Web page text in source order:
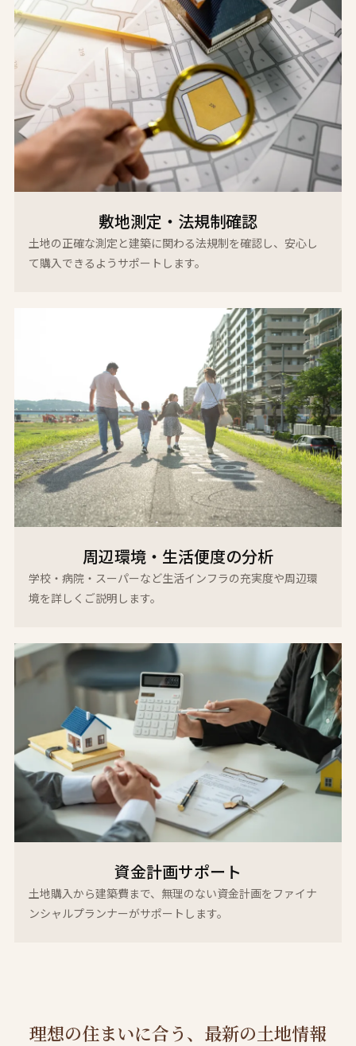
敷地測定・法規制確認
土地の正確な測定と建築に関わる法規制を確認し、安心し
て購入できるようサポートします。
周辺環境・生活便度の分析
学校・病院・スーパーなど生活インフラの充実度や周辺環
境を詳しくご説明します。
資金計画サポート
土地購入から建築費まで、無理のない資金計画をファイナ
ンシャルプランナーがサポートします。
理想の住まいに合う、最新の土地情報